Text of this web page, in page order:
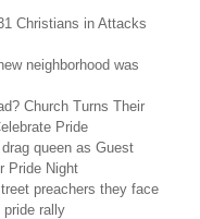
Christians in Attacks
neighborhood was
Church Turns Their
Pride
queen as Guest
Pride Night
preachers they face
pride rally